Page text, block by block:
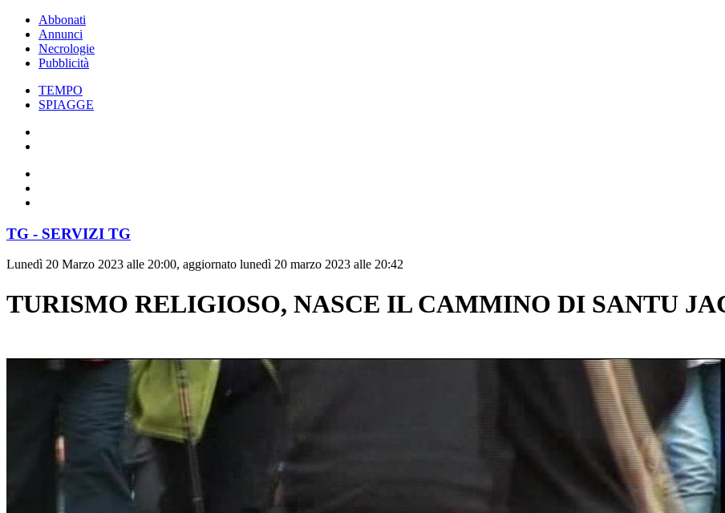
Abbonati
Annunci
Necrologie
Pubblicità
TEMPO
SPIAGGE
TG - SERVIZI TG
Lunedì 20 Marzo 2023 alle 20:00, aggiornato lunedì 20 marzo 2023 alle 20:42
TURISMO RELIGIOSO, NASCE IL CAMMINO DI SANTU